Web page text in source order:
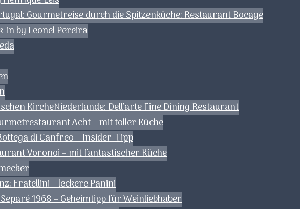
Gourmetreise durch die Spitzenküche: Restaurant Bocage
in by Leonel Pereira
KircheNiederlande: Dell’arte Fine Dining Restaurant
Acht – mit toller Küche
di Canfreo – Insider-Tipp
Voronoi – mit fantastischer Küche
Fratellini – leckere Panini
1968 – Geheimtipp für Weinliebhaber